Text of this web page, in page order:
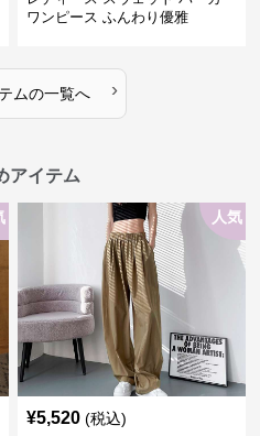
ワンピース ふんわり優雅
ムの一覧へ ›
アイテム
人気
¥5,520 (税込)